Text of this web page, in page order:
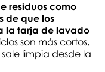
residuos como
de que los
la tarja de lavado
son más cortos,
limpia desde la